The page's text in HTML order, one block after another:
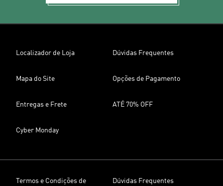
Localizador de Loja Dúvidas Frequentes
Mapa do Site Opções de Pagamento
Entregas e Frete ATÉ 70% OFF
Cyber Monday
Termos e Condições de Dúvidas Frequentes